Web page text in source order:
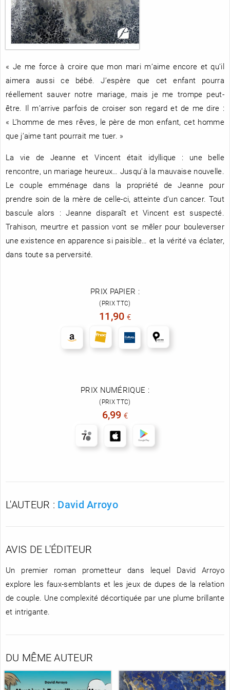
RENCONTRE AVEC…
REVUE DE PRESSE
« Je me force à croire que mon mari m’aime encore et qu’il
aimera aussi ce bébé. J’espère que cet enfant pourra
réellement sauver notre mariage, mais je me trompe peut-
être. Il m’arrive parfois de croiser son regard et de me dire :
« L’homme de mes rêves, le père de mon enfant, cet homme
que j’aime tant pourrait me tuer. »
La vie de Jeanne et Vincent était idyllique : une belle
rencontre, un mariage heureux… Jusqu’à la mauvaise nouvelle.
Le couple emménage dans la propriété de Jeanne pour
prendre soin de la mère de celle-ci, atteinte d’un cancer. Tout
bascule alors : Jeanne disparaît et Vincent est suspecté.
Trahison, meurtre et passion vont se mêler pour bouleverser
une existence en apparence si paisible… et la vérité va éclater,
dans toute sa perversité.
PRIX PAPIER :
(PRIX TTC)
11,90 €
PRIX NUMÉRIQUE :
(PRIX TTC)
6,99 €
L'AUTEUR : David Arroyo
AVIS DE L'ÉDITEUR
Un premier roman prometteur dans lequel David Arroyo
explore les faux-semblants et les jeux de dupes de la relation
de couple. Une complexité décortiquée par une plume brillante
et intrigante.
DU MÊME AUTEUR